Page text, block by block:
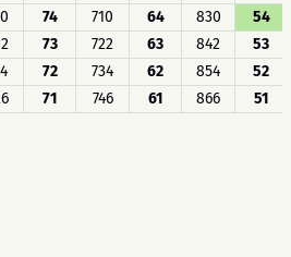
74 710 64 830
54
73 722 63 842
53
72 734 62 854
52
71 746 61 866 51